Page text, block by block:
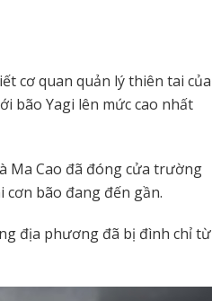
cơ quan quản lý thiên tai của
bão Yagi lên mức cao nhất
Ma Cao đã đóng cửa trường
cơn bão đang đến gần.
địa phương đã bị đình chỉ từ